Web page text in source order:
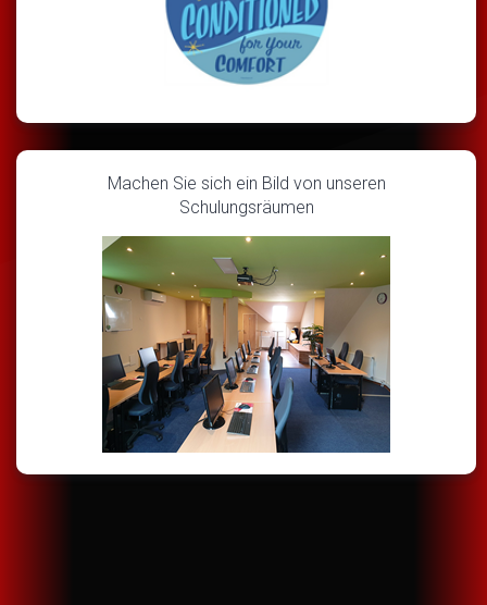
Machen Sie sich ein Bild von unseren
Schulungsräumen